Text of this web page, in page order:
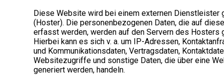
Diese Website wird bei einem externen Dienstleister
(Hoster). Die personenbezogenen Daten, die auf
erfasst werden, werden auf den Servern des Hosters
Hierbei kann es sich v. a. um IP-Adressen,
und Kommunikationsdaten, Vertragsdaten,
Websitezugriffe und sonstige Daten, die über eine
generiert werden, handeln.